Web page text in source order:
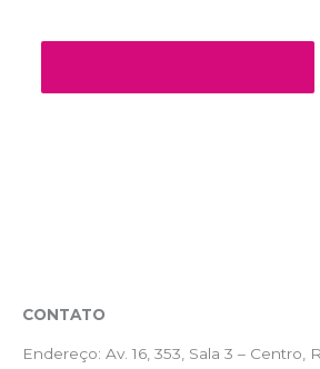
CONTATO
Endereço: Av. 16, 353, Sala 3 – Centro,